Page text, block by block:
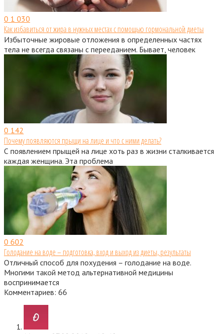
0 1 030
Как избавиться от жира в нужных местах с помощью гормональной диеты
Избыточные жировые отложения в определенных частях
тела не всегда связаны с перееданием. Бывает, человек
0 142
Почему появляются прыщи на лице и что с ними делать?
С появлением прыщей на лице хоть раз в жизни сталкивается
каждая женщина. Эта проблема
0 602
Голодание на воде – подготовка, вход и выход из диеты, результаты
Отличный способ для похудения – голодание на воде.
Многими такой метод альтернативной медицины
воспринимается
Комментариев: 66